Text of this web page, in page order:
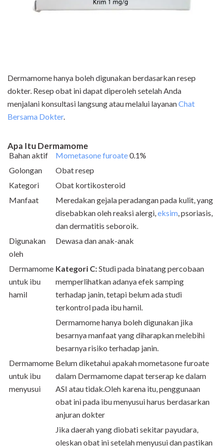
Dermamome hanya boleh digunakan berdasarkan resep
dokter. Resep obat ini dapat diperoleh setelah Anda
menjalani konsultasi langsung atau melalui layananChat
Bersama Dokter.
Apa Itu Dermamome
Bahan aktif Mometasone furoate0.1%
Golongan
Obat resep
Kategori
Obat kortikosteroid
Manfaat
Meredakan gejala peradangan pada kulit, yang
disebabkan oleh reaksi alergi,eksim, psoriasis,
dan dermatitis seboroik.
Digunakan
oleh
Dewasa dan anak-anak
Dermamome
untuk ibu
hamil
Kategori C:Studi pada binatang percobaan
memperlihatkan adanya efek samping
terhadap janin, tetapi belum ada studi
terkontrol pada ibu hamil.
Dermamome hanya boleh digunakan jika
besarnya manfaat yang diharapkan melebihi
besarnya risiko terhadap janin.
Dermamome
untuk ibu
menyusui
Belum diketahui apakah mometasone furoate
dalam Dermamome dapat terserap ke dalam
ASI atau tidak.Oleh karena itu, penggunaan
obat ini pada ibu menyusui harus berdasarkan
anjuran dokter
Jika daerah yang diobati sekitar payudara,
oleskan obat ini setelah menyusui dan pastikan